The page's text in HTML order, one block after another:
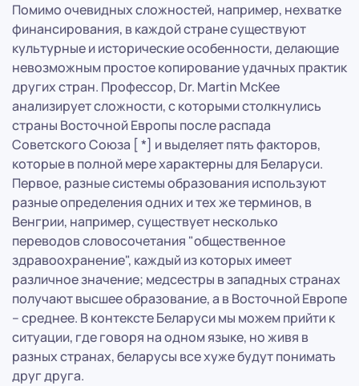
Помимо очевидных сложностей, например, нехватке
финансирования, в каждой стране существуют
культурные и исторические особенности, делающие
невозможным простое копирование удачных практик
других стран. Профессор, Dr. Martin McKee
анализирует сложности, с которыми столкнулись
страны Восточной Европы после распада
Советского Союза [ *] и выделяет пять факторов,
которые в полной мере характерны для Беларуси.
Первое, разные системы образования используют
разные определения одних и тех же терминов, в
Венгрии, например, существует несколько
переводов словосочетания "общественное
здравоохранение", каждый из которых имеет
различное значение; медсестры в западных странах
получают высшее образование, а в Восточной Европе
– среднее. В контексте Беларуси мы можем прийти к
ситуации, где говоря на одном языке, но живя в
разных странах, беларусы все хуже будут понимать
друг друга.